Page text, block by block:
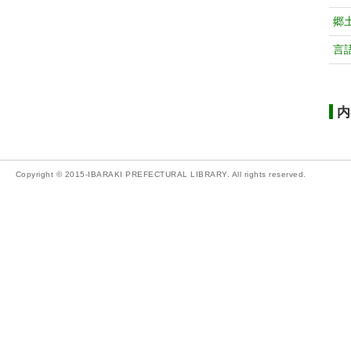
郷
言
Copyright © 2015-IBARAKI PREFECTURAL LIBRARY. All rights reserved.